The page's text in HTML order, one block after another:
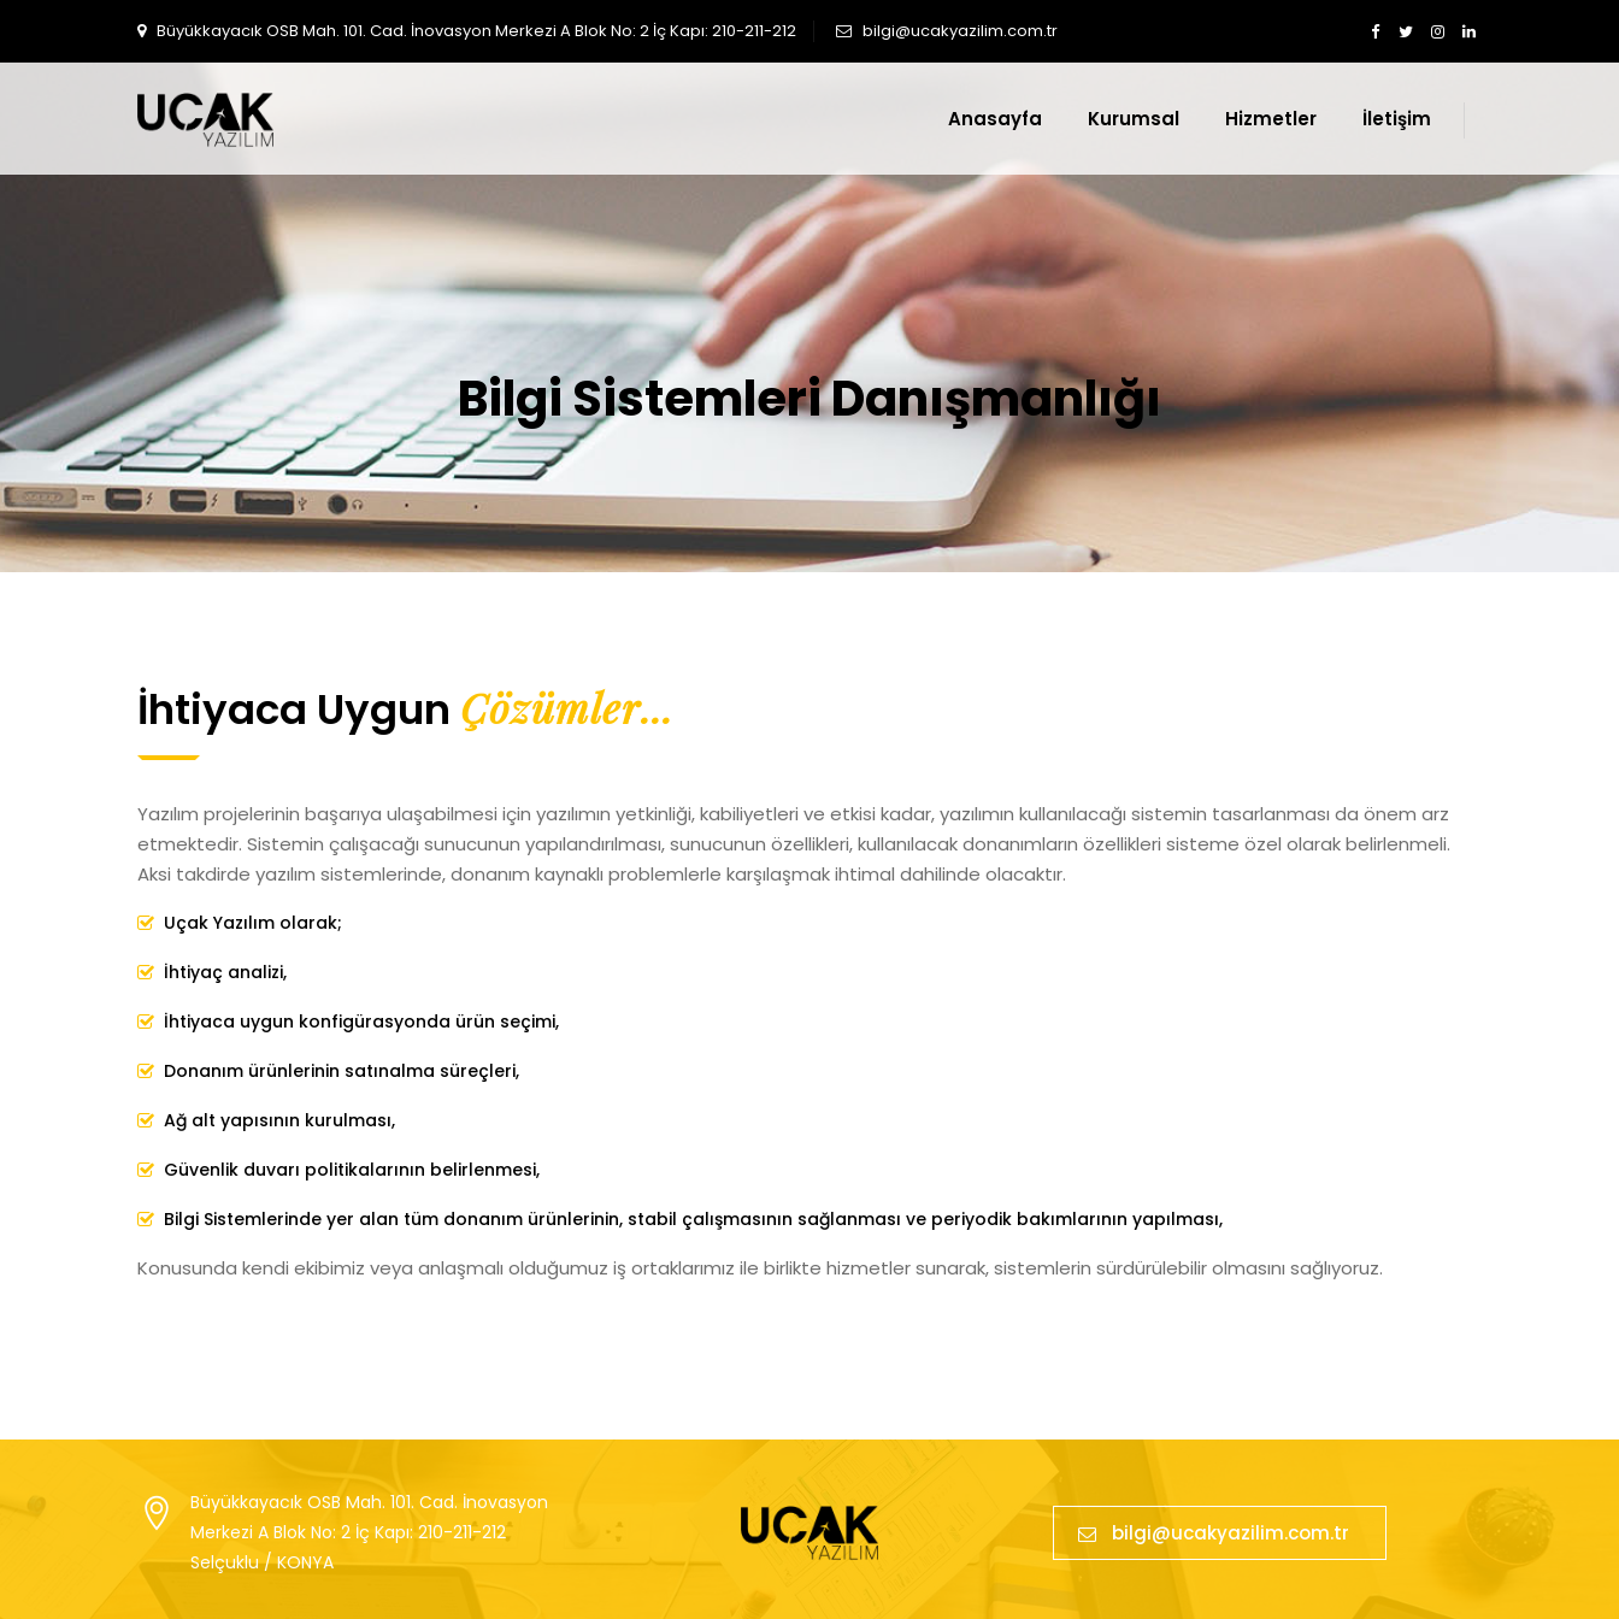
Büyükkayacık OSB Mah. 101. Cad. İnovasyon Merkezi A Blok No: 2 İç Kapı: 210-211-212 bilgi@ucakyazilim.com.tr
Anasayfa Kurumsal Hizmetler İletişim
Bilgi Sistemleri Danışmanlığı
İhtiyaca Uygun Çözümler...
Yazılım projelerinin başarıya ulaşabilmesi için yazılımın yetkinliği, kabiliyetleri ve etkisi kadar, yazılımın kullanılacağı sistemin tasarlanması da önem arz
etmektedir. Sistemin çalışacağı sunucunun yapılandırılması, sunucunun özellikleri, kullanılacak donanımların özellikleri sisteme özel olarak belirlenmeli.
Aksi takdirde yazılım sistemlerinde, donanım kaynaklı problemlerle karşılaşmak ihtimal dahilinde olacaktır.
Uçak Yazılım olarak;
İhtiyaç analizi,
İhtiyaca uygun konfigürasyonda ürün seçimi,
Donanım ürünlerinin satınalma süreçleri,
Ağ alt yapısının kurulması,
Güvenlik duvarı politikalarının belirlenmesi,
Bilgi Sistemlerinde yer alan tüm donanım ürünlerinin, stabil çalışmasının sağlanması ve periyodik bakımlarının yapılması,
Konusunda kendi ekibimiz veya anlaşmalı olduğumuz iş ortaklarımız ile birlikte hizmetler sunarak, sistemlerin sürdürülebilir olmasını sağlıyoruz.
Büyükkayacık OSB Mah. 101. Cad. İnovasyon
Merkezi A Blok No: 2 İç Kapı: 210-211-212
Selçuklu / KONYA
bilgi@ucakyazilim.com.tr